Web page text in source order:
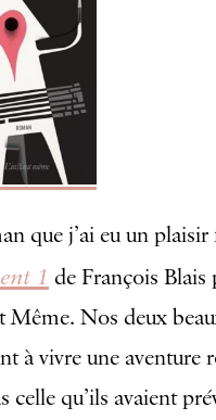
que j’ai eu un plaisir
1 de François Blais
Même. Nos deux
à vivre une aventure
celle qu’ils avaient